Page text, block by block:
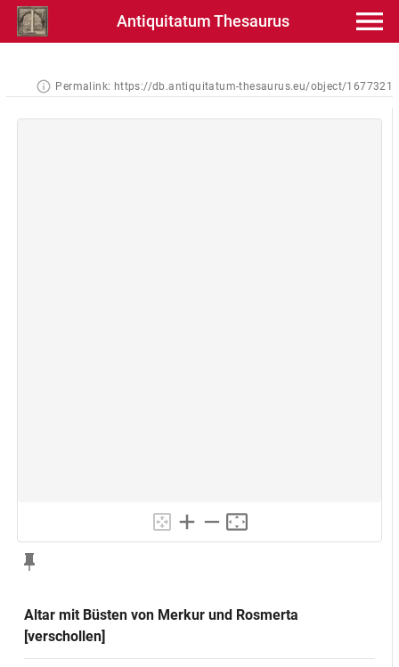
Antiquitatum Thesaurus
Permalink: https://db.antiquitatum-thesaurus.eu/object/1677321
Altar mit Büsten von Merkur und Rosmerta
[verschollen]